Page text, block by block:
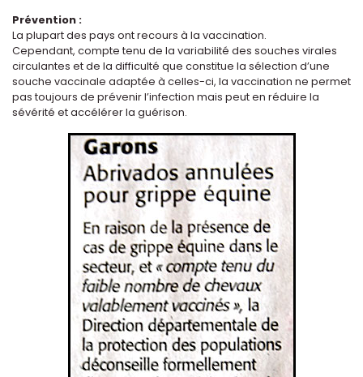
Prévention :
La plupart des pays ont recours à la vaccination.
Cependant, compte tenu de la variabilité des souches virales
circulantes et de la difficulté que constitue la sélection d’une
souche vaccinale adaptée à celles-ci, la vaccination ne permet
pas toujours de prévenir l’infection mais peut en réduire la
sévérité et accélérer la guérison.